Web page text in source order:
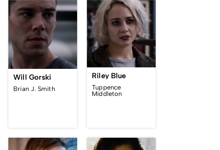
Will Gorski
Brian J. Smith
Riley Blue
Tuppence
Middleton